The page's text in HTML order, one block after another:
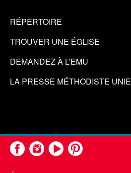
RÉPERTOIRE
TROUVER UNE ÉGLISE
DEMANDEZ À L’EMU
LA PRESSE MÉTHODISTE UNIE